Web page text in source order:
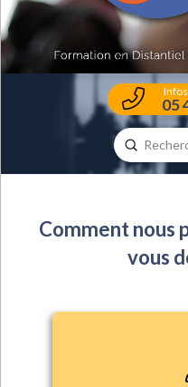
05
Search
Submit
Comment nous
vous